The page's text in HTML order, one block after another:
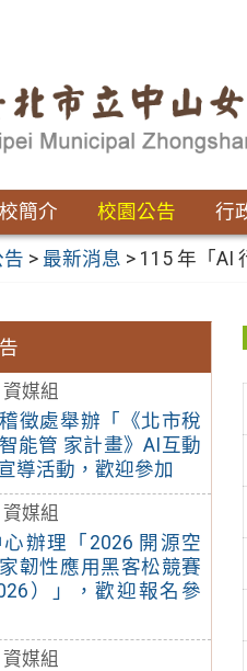
簡介 校園公告 行
> 最新消息 > 115 年「AI
資媒組
徵處舉辦「《北市稅
能管 家計畫》AI互動
導活動，歡迎參加
資媒組
辦理「2026 開源空
韌性應用黑客松競賽
）」，歡迎報名參
資媒組